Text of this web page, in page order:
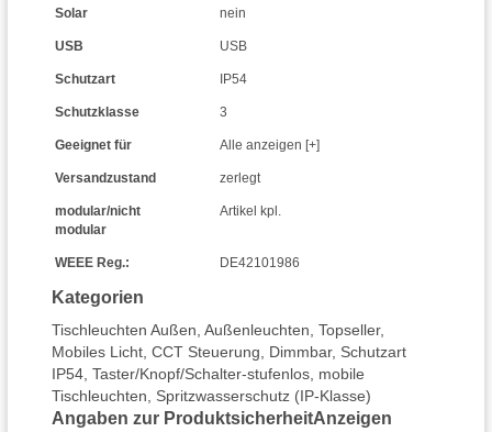
Kategorien
Tischleuchten Außen Außenleuchten Topseller,
Mobiles Licht CCT Steuerung Dimmbar, Schutzart
IP54 Taster/Knopf/Schalter-stufenlos mobile
Tischleuchten
Spritzwasserschutz (IP-Klasse)
Angaben zur ProduktsicherheitAnzeigen
Solar nein
USB USB
Schutzart IP54
Schutzklasse 3
Geeignet für Alle anzeigen [+]
Versandzustand zerlegt
modular/nicht
modular
Artikel kpl.
WEEE Reg.: DE42101986